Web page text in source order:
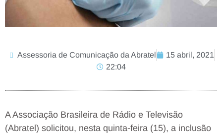
Assessoria de Comunicação da Abratel
15 abril, 2021
22:04
A Associação Brasileira de Rádio e Televisão
(Abratel) solicitou, nesta quinta-feira (15), a inclusão